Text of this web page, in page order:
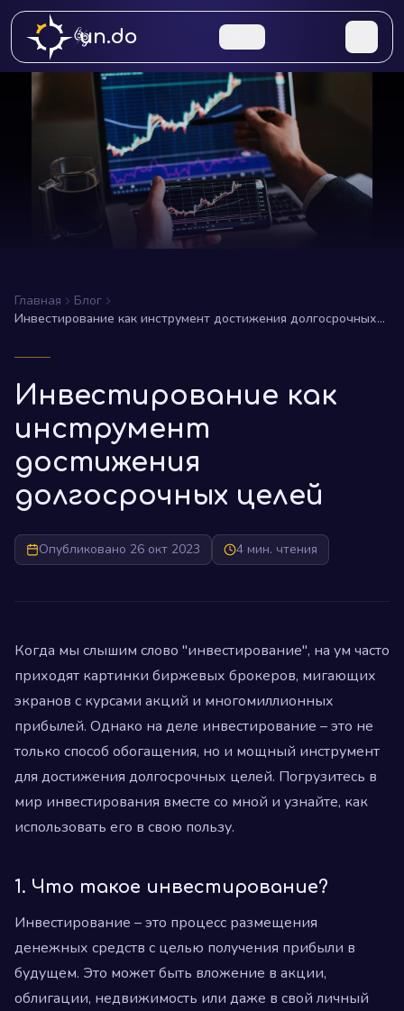
un.do
Главная
Блог
Инвестирование как инструмент достижения долгосрочных
Инвестирование как
инструмент
достижения
долгосрочных целей
Опубликовано 26 окт 2023 4 мин. чтения
Когда мы слышим слово "инвестирование", на ум часто
приходят картинки биржевых брокеров, мигающих
экранов с курсами акций и многомиллионных
прибылей. Однако на деле инвестирование – это не
только способ обогащения, но и мощный инструмент
для достижения долгосрочных целей. Погрузитесь в
мир инвестирования вместе со мной и узнайте, как
использовать его в свою пользу.
1. Что такое инвестирование?
Инвестирование – это процесс размещения
денежных средств с целью получения прибыли в
будущем. Это может быть вложение в акции,
облигации, недвижимость или даже в свой личный